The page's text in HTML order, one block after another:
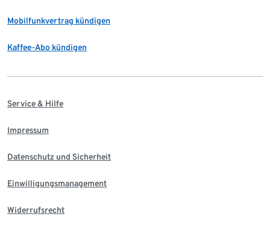
Mobilfunkvertrag kündigen
Kaffee-Abo kündigen
Service & Hilfe
Impressum
Datenschutz und Sicherheit
Einwilligungsmanagement
Widerrufsrecht